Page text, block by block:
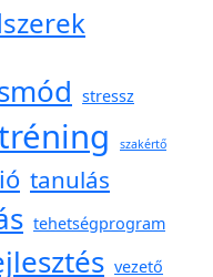
stressz
szakértő
tanulás
tehetségprogram
vezető